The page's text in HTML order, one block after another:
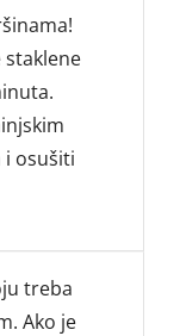
osušiti
treba
Ako je